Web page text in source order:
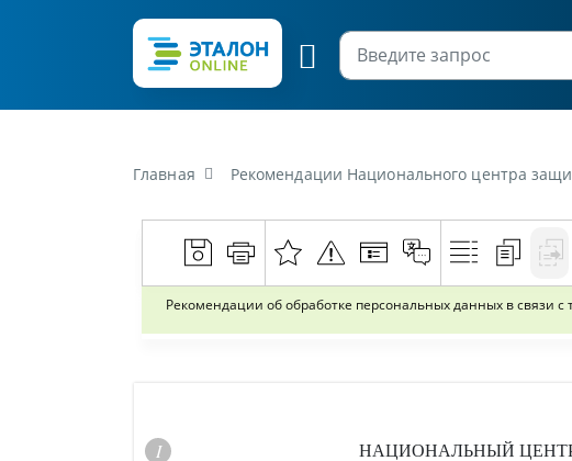
Главная Рекомендации Национального центра защиты персональных
Рекомендации об обработке персональных данных в связи
НАЦИОНАЛЬНЫЙ